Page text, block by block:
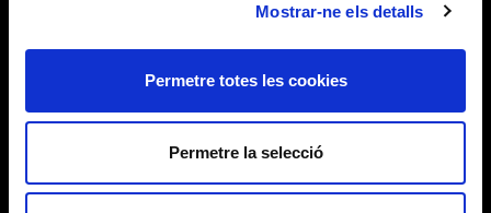
Mostrar-ne els detalls
Permetre totes les cookies
Permetre la selecció